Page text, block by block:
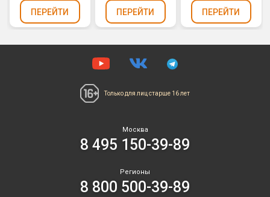
ПЕРЕЙТИ ПЕРЕЙТИ ПЕРЕЙТИ
Только для лиц старше 16 лет
Москва
8 495 150-39-89
Регионы
8 800 500-39-89